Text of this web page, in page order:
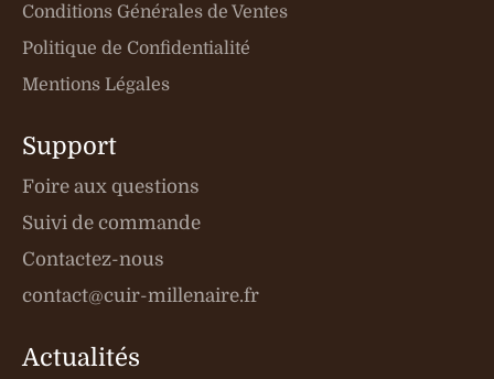
Conditions Générales de Ventes
Politique de Confidentialité
Mentions Légales
Support
Foire aux questions
Suivi de commande
Contactez-nous
contact@cuir-millenaire.fr
Actualités